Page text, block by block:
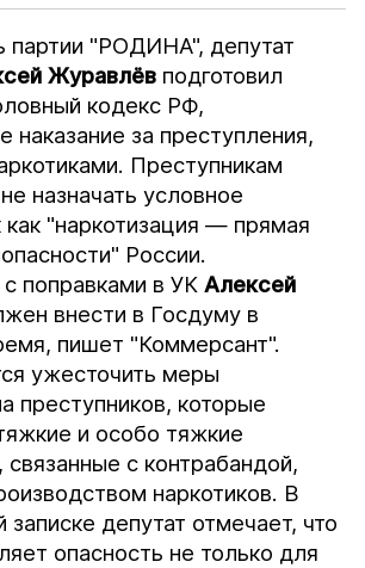
партии "РОДИНА", депутат
Журавлёв подготовил
кодекс РФ,
за преступления,
Преступникам
назначать условное
как "наркотизация — прямая
России.
с поправками в УКАлексей
внести в Госдуму в
пишет "Коммерсант".
ужесточить меры
преступников, которые
и особо тяжкие
связанные с контрабандой,
наркотиков. В
записке депутат отмечает, что
опасность не только для